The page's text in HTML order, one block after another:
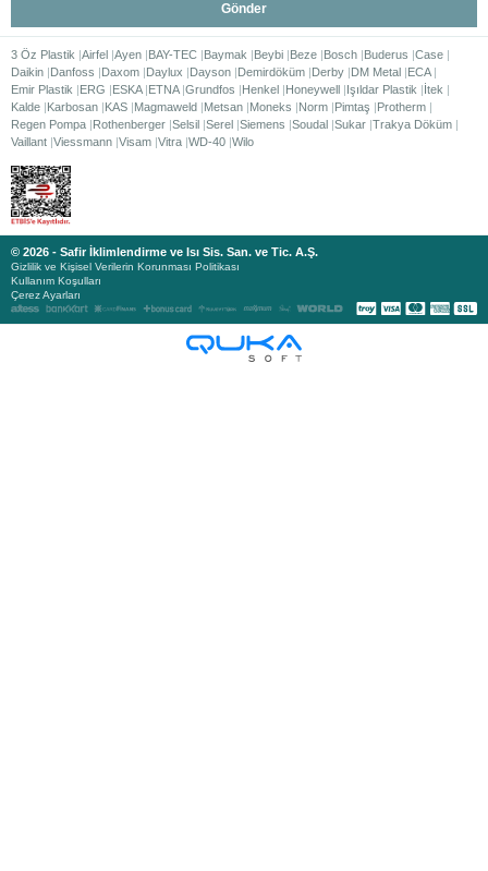
Gönder
3 Öz Plastik Airfel Ayen BAY-TEC Baymak Beybi Beze Bosch Buderus Case
Daikin Danfoss Daxom Daylux Dayson Demirdöküm Derby DM Metal ECA
Emir Plastik
ERG ESKA ETNA Grundfos Henkel Honeywell Işıldar Plastik
İtek
Kalde Karbosan KAS Magmaweld Metsan Moneks Norm Pimtaş
Protherm
Regen Pompa Rothenberger Selsil Serel Siemens Soudal Sukar Trakya Döküm
Vaillant Viessmann Visam Vitra WD-40 Wilo
© 2026 - Safir İklimlendirme ve Isı Sis. San. ve Tic. A.Ş.
Gizlilik ve Kişisel Verilerin Korunması Politikası
Kullanım Koşulları
Çerez Ayarları